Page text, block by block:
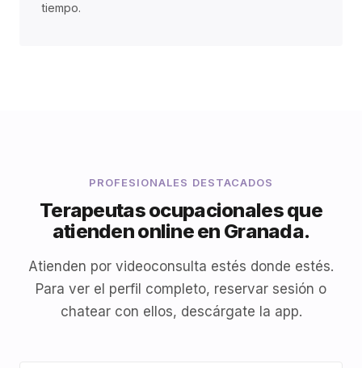
tiempo.
PROFESIONALES DESTACADOS
Terapeutas ocupacionales que
atienden online en Granada.
Atienden por videoconsulta estés donde estés.
Para ver el perfil completo, reservar sesión o
chatear con ellos, descárgate la app.